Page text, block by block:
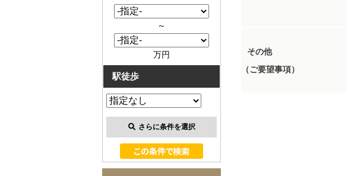
その他
（ご要望事項）
～
万円
駅徒歩
さらに条件を選択